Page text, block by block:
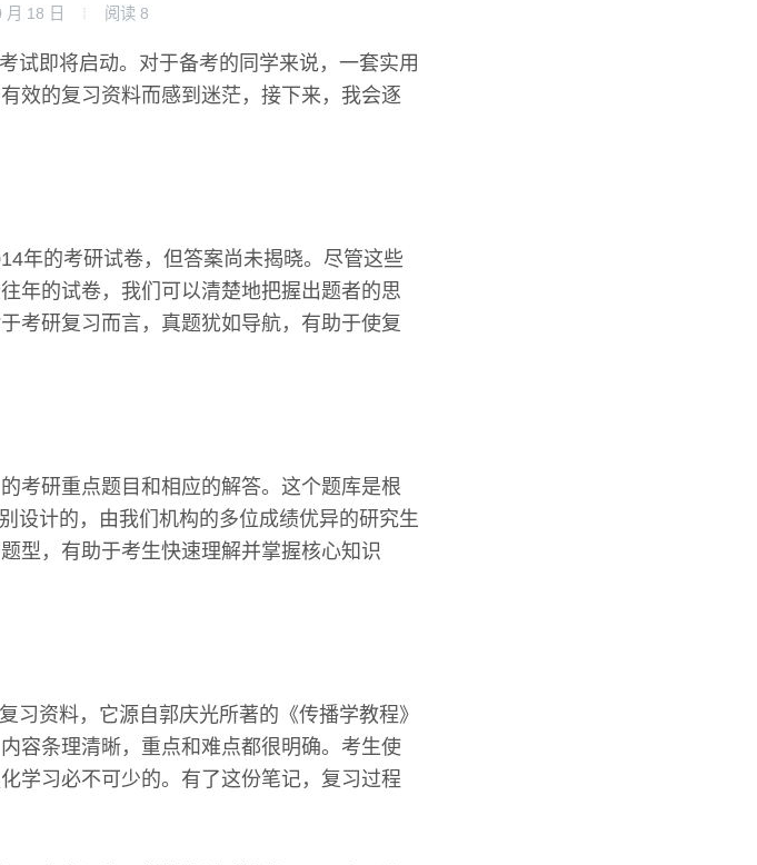
月 18 日 阅读 8
试即将启动。对于备考的同学来说，一套实用
效的复习资料而感到迷茫，接下来，我会逐
年的考研试卷，但答案尚未揭晓。尽管这些
年的试卷，我们可以清楚地把握出题者的思
考研复习而言，真题犹如导航，有助于使复
考研重点题目和相应的解答。这个题库是根
设计的，由我们机构的多位成绩优异的研究生
型，有助于考生快速理解并掌握核心知识
习资料，它源自郭庆光所著的《传播学教程》
容条理清晰，重点和难点都很明确。考生使
学习必不可少的。有了这份笔记，复习过程